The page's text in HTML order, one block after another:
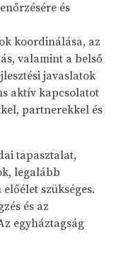
és
koordinálása, az
valamint a belső
javaslatok
aktív kapcsolatot
partnerekkel és
tapasztalat,
legalább
szükséges.
és az
egyháztagság